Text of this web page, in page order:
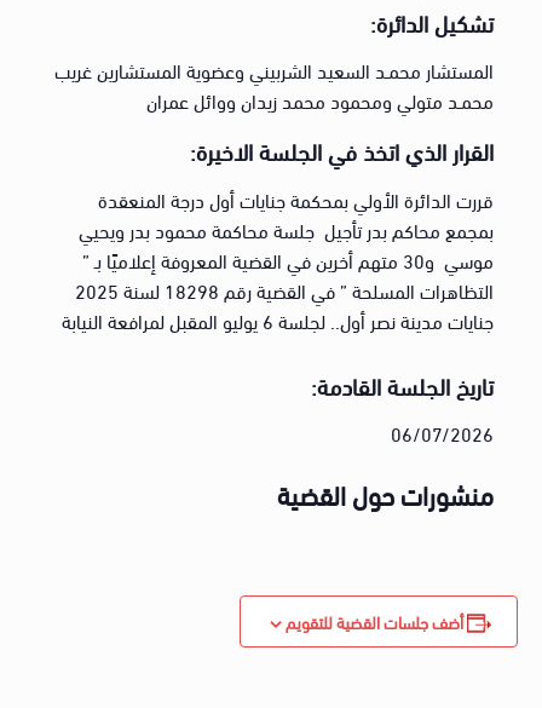
تشكيل الدائرة:
المستشار محمـد السعيد الشربيني وعضوية المستشارين غريب
محمـد متولي ومحمود محمد زيدان ووائل عمران
القرار الذي اتخذ في الجلسة الاخيرة:
قررت الدائرة الأولي بمحكمة جنايات أول درجة المنعقدة
بمجمع محاكم بدر تأجيل جلسة محاكمة محمود بدر ويحيي
موسي و30 متهم أخرين في القضية المعروفة إعلاميًا بـ ”
التظاهرات المسلحة ” في القضية رقم 18298 لسنة 2025
جنايات مدينة نصر أول.. لجلسة 6 يوليو المقبل لمرافعة النيابة
تاريخ الجلسة القادمة:
06/07/2026
منشورات حول القضية
أضف جلسات القضية للتقويم